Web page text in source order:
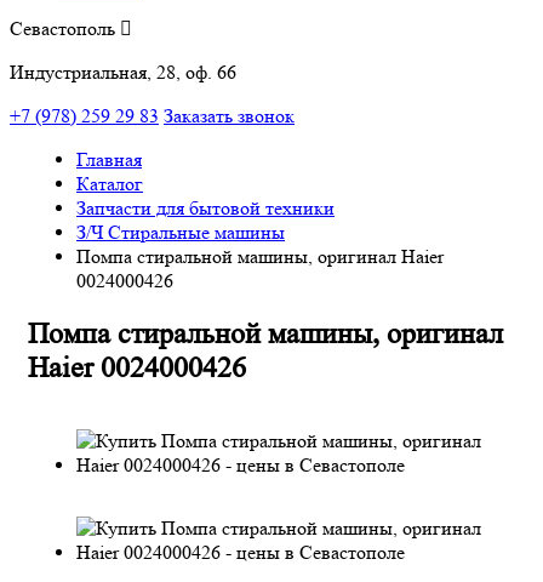
Севастополь
Индустриальная, 28, оф. 66
+7 (978) 259 29 83 Заказать звонок
Главная
Каталог
Запчасти для бытовой техники
З/Ч Стиральные машины
Помпа стиральной машины, оригинал Haier
0024000426
Помпа стиральной машины, оригинал
Haier 0024000426